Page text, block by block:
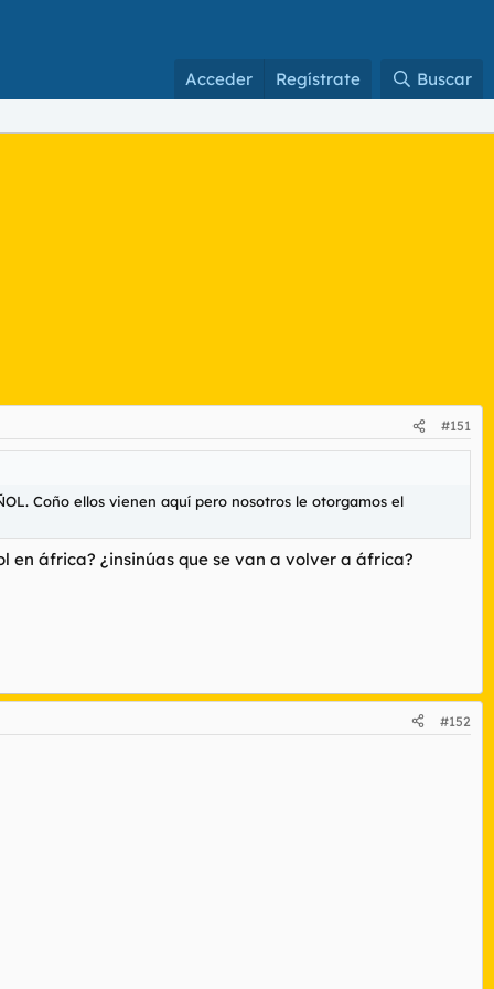
Acceder Regístrate Buscar
#151
Coño ellos vienen aquí pero nosotros le otorgamos el
en áfrica? ¿insinúas que se van a volver a áfrica?
#152